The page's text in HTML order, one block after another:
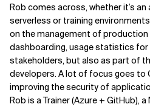
Rob comes across, whether it’s
serverless or training
on the management of production
dashboarding, usage statistics
stakeholders, but also as part of
developers. A lot of focus goes to
improving the security of
Rob is a Trainer (Azure + GitHub),